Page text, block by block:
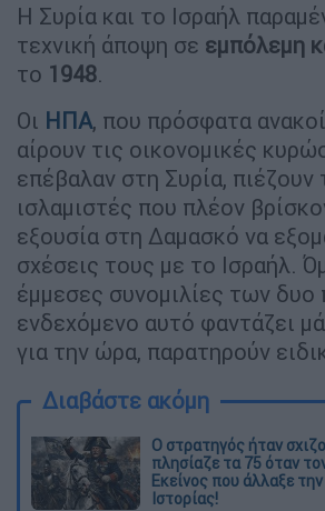
Η Συρία και το Ισραήλ
τεχνική άποψη σε εμπόλεμη
το 1948.
Οι ΗΠΑ, που πρόσφατα
αίρουν τις οικονομικές
επέβαλαν στη Συρία, πιέζουν
ισλαμιστές που πλέον
εξουσία στη Δαμασκό να
σχέσεις τους με το Ισραήλ.
έμμεσες συνομιλίες των δυο
ενδεχόμενο αυτό φαντάζει
για την ώρα, παρατηρούν
Διαβάστε ακόμη
O στρατηγός ήταν
πλησίαζε τα 75 όταν
Εκείνος που άλλαξε
Ιστορίας!